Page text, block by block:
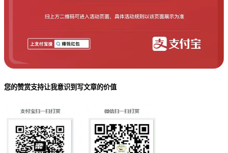
您的赞赏支持让我意识到写文章的价值